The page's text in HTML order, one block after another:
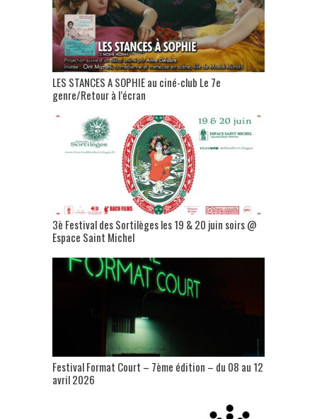
LES STANCES A SOPHIE au ciné-club Le 7e
genre/Retour à l’écran
3è Festival des Sortilèges les 19 & 20 juin soirs @
Espace Saint Michel
Festival Format Court – 7ème édition – du 08 au 12
avril 2026